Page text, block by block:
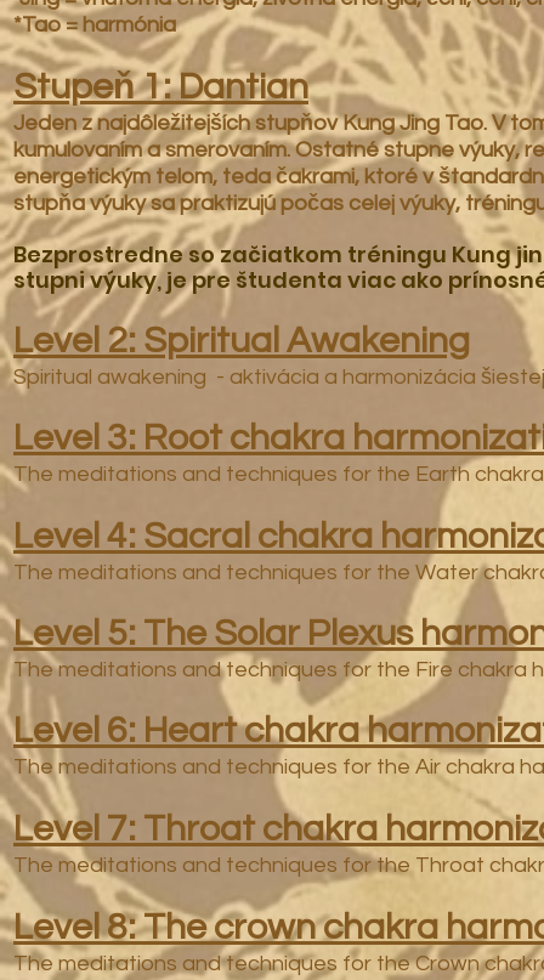
*Tao = harmónia
Stupeň 1: Dantian
Jeden z najdôležitejších stupňov Kung Jing Tao. V
kumulovaním a smerovaním. Ostatné stupne výuky,
energetickým telom, teda čakrami, ktoré v
stupňa výuky sa praktizujú počas celej výuky,
Bezprostredne so začiatkom tréningu Kung
stupni výuky, je pre študenta viac ako
Level 2: Spiritual Awakening
Spiritual awakening - aktivácia a harmonizácia
Level 3: Root chakra
The meditations and techniques for the Earth
Level 4: Sacral chakra
The meditations and techniques for the Water
Level 5: The Solar Plexus
The meditations and techniques for the Fire chakra
Level 6: Heart chakra
The meditations and techniques for the Air chakra
Level 7: Throat chakra
The meditations and techniques for the Throat
Level 8: The crown chakra
The meditations and techniques for the Crown